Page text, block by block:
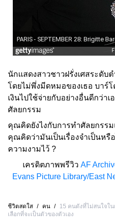
นักแสดงสาวชาวฝรั่งเศสระดับ
โดยไม่พึ่งมีดหมอของเธอ บาร์โ
เงินไปใช้จ่ายกับอย่างอื่นดีกว่าเ
ศัลยกรรม
คุณคิดยังไงกับการทำศัลยกรรม
คุณคิดว่ามันเป็นเรื่องจำเป็นหรื
ความงามไว้ ?
เครดิตภาพพรีวิว AF
Evans Picture Library/East
ชีวิตสดใส / คน /
15 คนดังที่ไม่สนใจใน
เลือกที่จะเป็นตัวของตัวเอง